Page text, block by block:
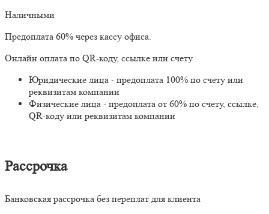
Наличными
Предоплата 60% через кассу офиса.
Онлайн оплата по QR-коду, ссылке или счету
Юридические лица - предоплата 100% по счету или
реквизитам компании
Физические лица - предоплата от 60% по счету, ссылке,
QR-коду или реквизитам компании
Рассрочка
Банковская рассрочка без переплат для клиента